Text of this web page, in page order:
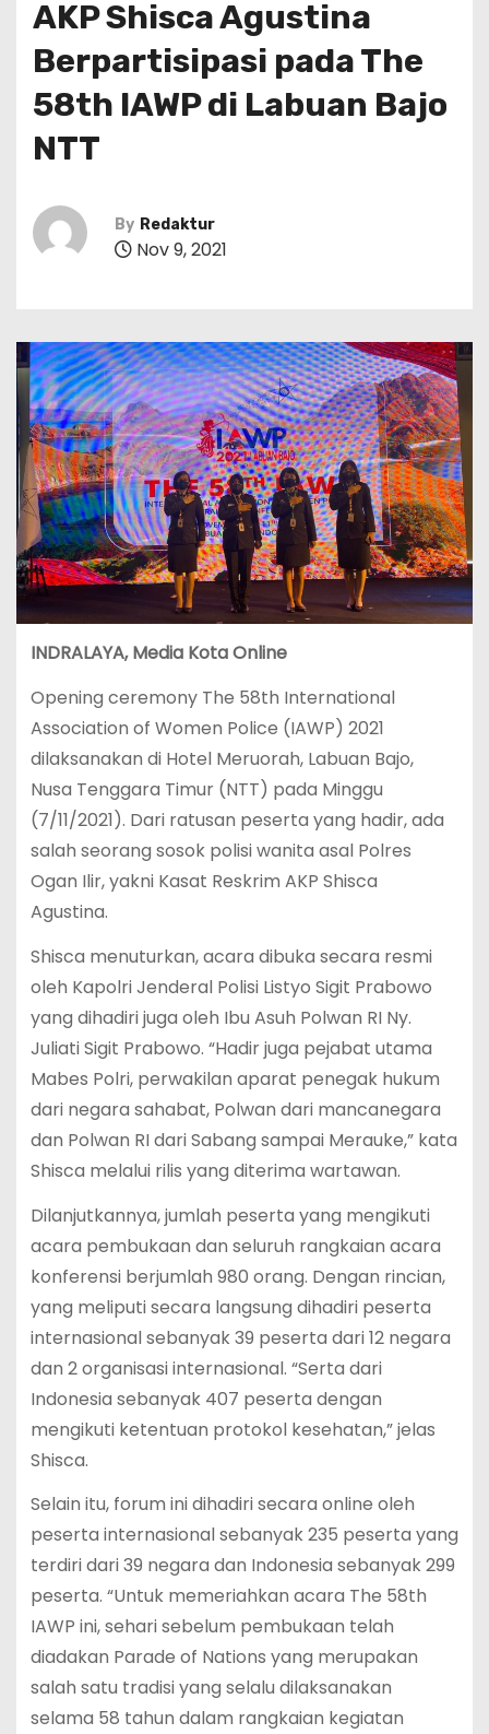
AKP Shisca Agustina
Berpartisipasi pada The
58th IAWP di Labuan Bajo
NTT
By Redaktur
Nov 9, 2021
INDRALAYA, Media Kota Online
Opening ceremony The 58th International
Association of Women Police (IAWP) 2021
dilaksanakan di Hotel Meruorah, Labuan Bajo,
Nusa Tenggara Timur (NTT) pada Minggu
(7/11/2021). Dari ratusan peserta yang hadir, ada
salah seorang sosok polisi wanita asal Polres
Ogan Ilir, yakni Kasat Reskrim AKP Shisca
Agustina.
Shisca menuturkan, acara dibuka secara resmi
oleh Kapolri Jenderal Polisi Listyo Sigit Prabowo
yang dihadiri juga oleh Ibu Asuh Polwan RI Ny.
Juliati Sigit Prabowo. “Hadir juga pejabat utama
Mabes Polri, perwakilan aparat penegak hukum
dari negara sahabat, Polwan dari mancanegara
dan Polwan RI dari Sabang sampai Merauke,” kata
Shisca melalui rilis yang diterima wartawan.
Dilanjutkannya, jumlah peserta yang mengikuti
acara pembukaan dan seluruh rangkaian acara
konferensi berjumlah 980 orang. Dengan rincian,
yang meliputi secara langsung dihadiri peserta
internasional sebanyak 39 peserta dari 12 negara
dan 2 organisasi internasional. “Serta dari
Indonesia sebanyak 407 peserta dengan
mengikuti ketentuan protokol kesehatan,” jelas
Shisca.
Selain itu, forum ini dihadiri secara online oleh
peserta internasional sebanyak 235 peserta yang
terdiri dari 39 negara dan Indonesia sebanyak 299
peserta. “Untuk memeriahkan acara The 58th
IAWP ini, sehari sebelum pembukaan telah
diadakan Parade of Nations yang merupakan
salah satu tradisi yang selalu dilaksanakan
selama 58 tahun dalam rangkaian kegiatan